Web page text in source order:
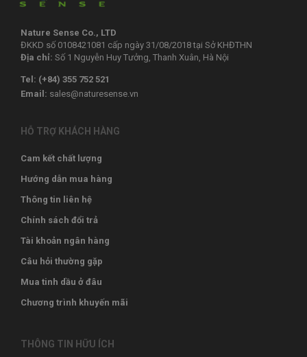
Nature Sense Co., LTD
ĐKKD số 0108421081 cấp ngày 31/08/2018 tại Sở KHĐTHN
Địa chỉ: Số 1 Nguyễn Huy Tưởng, Thanh Xuân, Hà Nội
Tel: (+84) 355 752 521‬
Email: sales@naturesense.vn
HỖ TRỢ KHÁCH HÀNG
Cam kết chất lượng
Hướng dẫn mua hàng
Thông tin liên hệ
Chính sách đổi trả
Tài khoản ngân hàng
Câu hỏi thường gặp
Mua tinh dầu ở đâu
Chương trình khuyến mãi
THÔNG TIN HỮU ÍCH